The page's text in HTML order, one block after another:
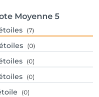
Moyenne 5
(7)
(0)
(0)
(0)
(0)